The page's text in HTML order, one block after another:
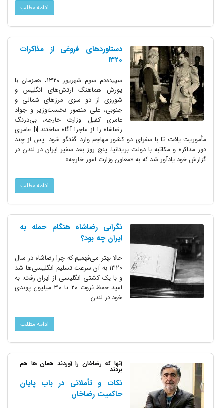
ادامه مطلب
دستاوردهای فروغی از مذاکرات
۱۳۲۰
سپیده‌دم سوم شهریور ۱۳۲۰، همزمان با
یورش هماهنگ ارتش‌های انگلیس و
شوروی از دو سوی مرزهای شمالی و
جنوبی، علی منصور نخست‌وزیر و جواد
عامری کفیل وزارت خارجه، بی‌درنگ
رضاشاه را از ماجرا آگاه ساختند.[1] عامری
مأموریت یافت تا با سفرای دو کشور مهاجم وارد گفتگو شود. پس از چند
دور مذاکره و مکاتبه با دولت بریتانیا، پنج روز بعد سفیر ایران در لندن در
گزارش خود یادآور شد که به «معاون وزارت امور خارجه»...
ادامه مطلب
نگرانی رضاشاه هنگام حمله به
ایران چه بود؟
حالا بهتر می‌فهمیم که چرا رضاشاه در سال
۱۳۲۰ به آن سرعت تسلیم انگلیسی‌ها شد
و با یک کشتی انگلیسی از ایران رفت: به
امید حفظ ثروت ۲۰ تا ۳۰ میلیون پوندی
خود در لندن.
ادامه مطلب
آنها که رضاخان را آوردند همان ها هم
بردند
نکات و تأملاتی در باب پایان
حاکمیت رضاخان